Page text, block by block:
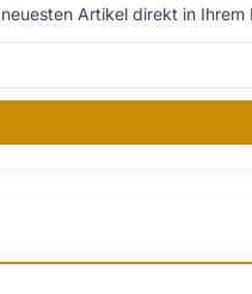
Artikel direkt in